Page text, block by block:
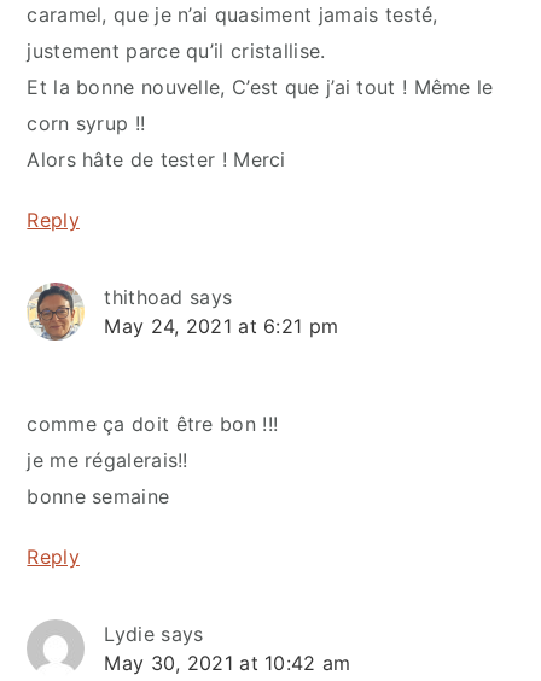
caramel, que je n’ai quasiment jamais testé,
justement parce qu’il cristallise.
Et la bonne nouvelle, C’est que j’ai tout ! Même le
corn syrup !!
Alors hâte de tester ! Merci
Reply
thithoad says
May 24, 2021 at 6:21 pm
comme ça doit être bon !!!
je me régalerais!!
bonne semaine
Reply
Lydie says
May 30, 2021 at 10:42 am